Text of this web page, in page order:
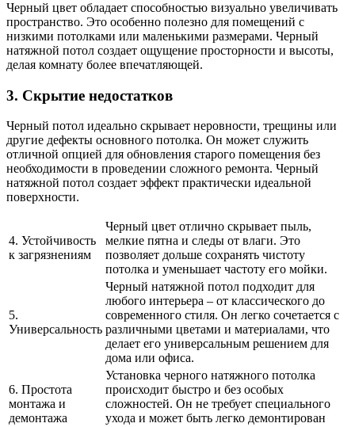
Черный цвет обладает способностью визуально увеличивать
пространство. Это особенно полезно для помещений с
низкими потолками или маленькими размерами. Черный
натяжной потол создает ощущение просторности и высоты,
делая комнату более впечатляющей.
3. Скрытие недостатков
Черный потол идеально скрывает неровности, трещины или
другие дефекты основного потолка. Он может служить
отличной опцией для обновления старого помещения без
необходимости в проведении сложного ремонта. Черный
натяжной потол создает эффект практически идеальной
поверхности.
4. Устойчивость
к загрязнениям
Черный цвет отлично скрывает пыль,
мелкие пятна и следы от влаги. Это
позволяет дольше сохранять чистоту
потолка и уменьшает частоту его мойки.
5.
Универсальность
Черный натяжной потол подходит для
любого интерьера – от классического до
современного стиля. Он легко сочетается с
различными цветами и материалами, что
делает его универсальным решением для
дома или офиса.
6. Простота
монтажа и
демонтажа
Установка черного натяжного потолка
происходит быстро и без особых
сложностей. Он не требует специального
ухода и может быть легко демонтирован